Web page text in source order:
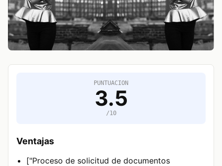
PUNTUACION
3.5
/10
Ventajas
["Proceso de solicitud de documentos